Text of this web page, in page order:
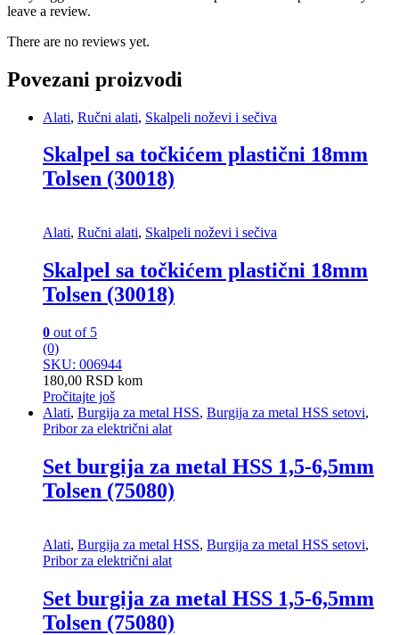
leave a review.
There are no reviews yet.
Povezani proizvodi
Alati, Ručni alati, Skalpeli noževi i sečiva
Skalpel sa točkićem plastični 18mm
Tolsen (30018)
Alati, Ručni alati, Skalpeli noževi i sečiva
Skalpel sa točkićem plastični 18mm
Tolsen (30018)
0 out of 5
(0)
SKU: 006944
180,00 RSD kom
Pročitajte još
Alati, Burgija za metal HSS, Burgija za metal HSS setovi,
Pribor za električni alat
Set burgija za metal HSS 1,5-6,5mm
Tolsen (75080)
Alati, Burgija za metal HSS, Burgija za metal HSS setovi,
Pribor za električni alat
Set burgija za metal HSS 1,5-6,5mm
Tolsen (75080)